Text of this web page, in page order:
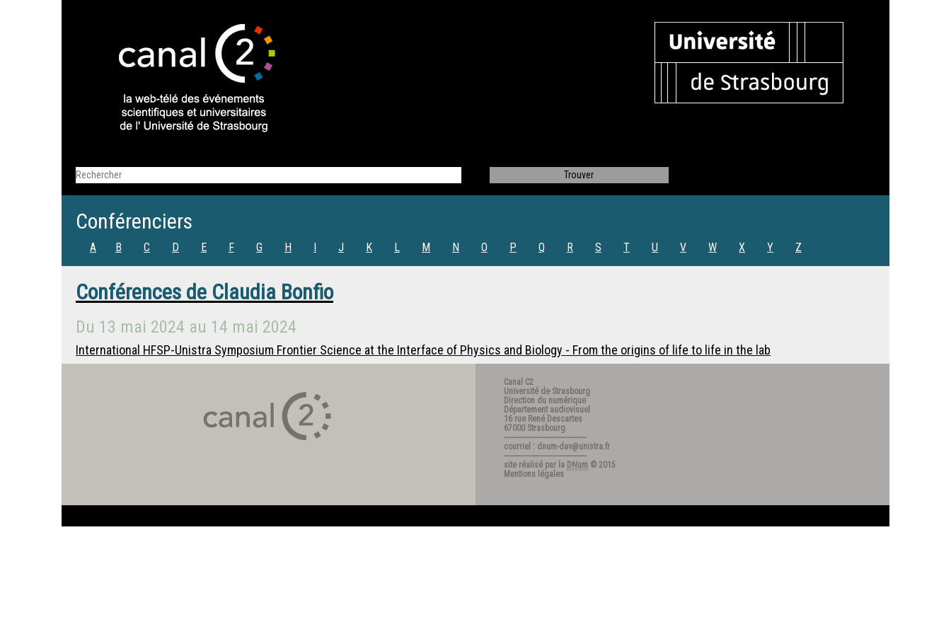
Conférenciers
A B C D E F G H I J K L M N O P Q R S T U V W X Y Z
Conférences de Claudia Bonfio
Du 13 mai 2024 au 14 mai 2024
International HFSP-Unistra Symposium Frontier Science at the Interface of Physics and Biology - From the origins of life to life in the lab
Canal C2
Université de Strasbourg
Direction du numérique
Département audiovisuel
16 rue René Descartes
67000 Strasbourg
---------------------------------------
courriel : dnum-dav@unistra.fr
---------------------------------------
site réalisé par la DNum © 2015
Mentions légales